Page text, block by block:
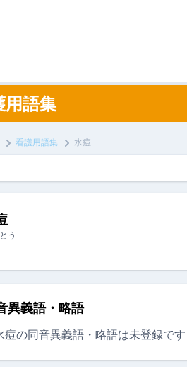
用語集
看護用語集 水痘
う
異義語・略語
痘の同音異義語・略語は未登録です